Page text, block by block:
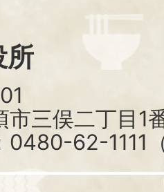
所
市三俣二丁目1
0480-62-1111